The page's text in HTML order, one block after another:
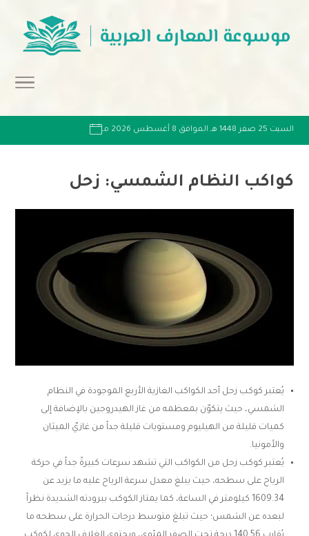
السبت 25 صفر 1448 هـ الموافق 8 أغسطس 2026 مـ
كواكب النظام الشمسي: زحل
يُعتبر كوكب زحل أحد الكواكب الغازية الأربع الموجودة في النظام
الشمسي، حيث يتكوّن بمعظمه من غاز الهيدروجين بالإضافة إلى
كميات قليلة من الهيليوم ومستويات قليلة جداً من غازيّ الميثان
والأمونيا.
يُعتبر كوكب زحل من الكواكب التي تشهد سرعات كبيرةً جداً في حركة
الرياح على سطحه، حيث يبلغ معدل سرعة الرياح عليه ما يزيد عن
1609.34 كيلومتر في الساعة، كما يمتاز الكوكب ببرودته الشديدة نظراً
لبعده عن الشمس؛ حيث تبلغ متوسط درجات الحرارة على سطحه ما